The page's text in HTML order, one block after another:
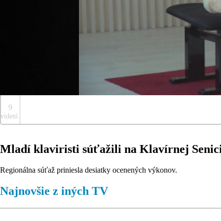
9
videní
Mladí klaviristi súťažili na Klavírnej
Regionálna súťaž priniesla desiatky ocenených výkonov.
Najnovšie z iných TV